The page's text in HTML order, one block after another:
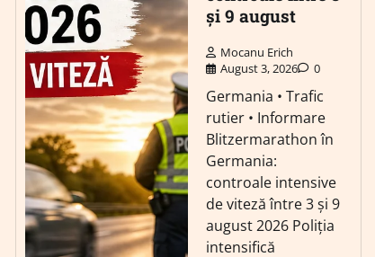
și 9 august
Mocanu Erich
August 3, 2026
0
Germania • Trafic
rutier • Informare
Blitzermarathon în
Germania:
controale intensive
de viteză între 3 și 9
august 2026 Poliția
intensifică